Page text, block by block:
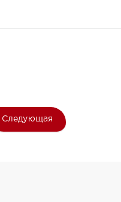
Следующая